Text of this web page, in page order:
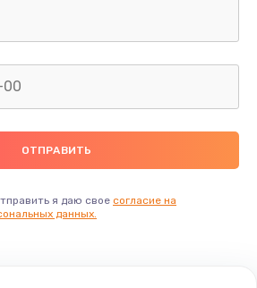
капиллярной трубки
400 руб.
Заказать
я даю свое согласие на
данных.